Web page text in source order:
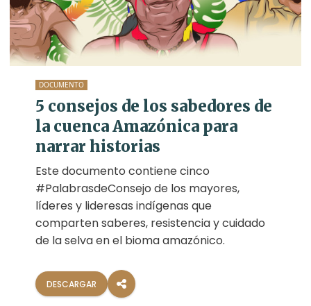
DOCUMENTO
5 consejos de los sabedores de
la cuenca Amazónica para
narrar historias
Este documento contiene cinco
#PalabrasdeConsejo de los mayores,
líderes y lideresas indígenas que
comparten saberes, resistencia y cuidado
de la selva en el bioma amazónico.
DESCARGAR